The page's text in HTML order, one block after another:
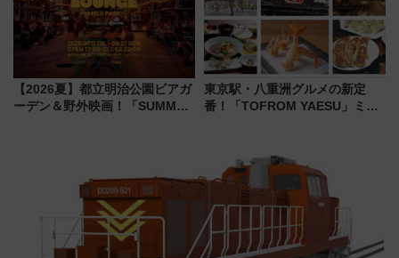
【2026夏】都立明治公園ビアガ
ーデン＆野外映画！「SUMMER
東京駅・八重洲グルメの新定
番！「TOFROM YAESU」ミシ
剖！（9/10開業）